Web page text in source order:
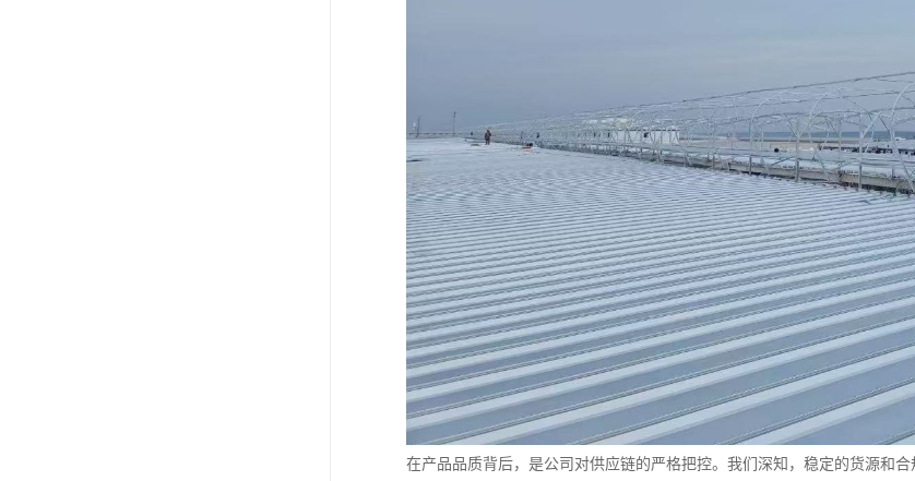
在产品品质背后，是公司对供应链的严格把控。我们深知，稳定的货源和